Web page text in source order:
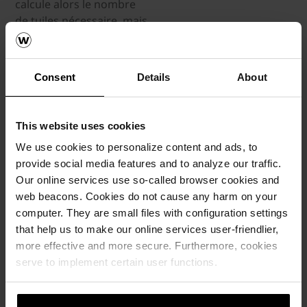
Consent Details About
This website uses cookies
We use cookies to personalize content and ads, to
provide social media features and to analyze our traffic.
Our online services use so-called browser cookies and
web beacons. Cookies do not cause any harm on your
computer. They are small files with configuration settings
that help us to make our online services user-friendlier,
more effective and more secure. Furthermore, cookies
serve to implement certain user functions.
calcule alors le nombre
de tuiles nécessaire, mais
également les
chaque tuile est
ensuite sur palette les
pose afin de faciliter le
travail du couvreur.
Un service apprécié
L’année a été plutôt fructueuse pour l’usine de
Pontigny. En moyenne chaque année, entre 5 et
10 tourelles sont réalisées. Une tourelle